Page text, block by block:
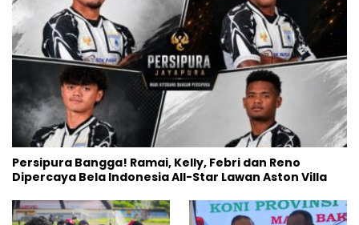
Persipura Bangga! Ramai, Kelly, Febri dan Reno
Dipercaya Bela Indonesia All-Star Lawan Aston Villa